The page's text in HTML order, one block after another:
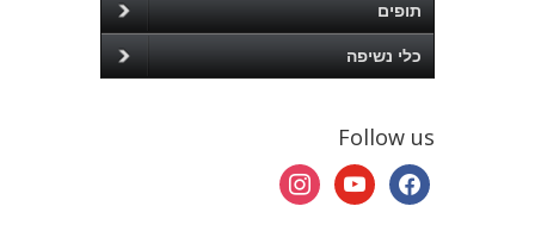
תופים
כלי נשיפה
Follow us
facebook
youtube
instagram